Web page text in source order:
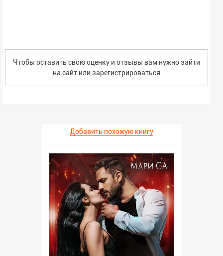
Чтобы оставить свою оценку и отзывы вам нужно зайти
на сайт или зарегистрироваться
Добавить похожую книгу